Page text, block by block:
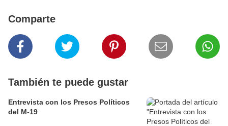
Comparte
También te puede gustar
Entrevista con los Presos Políticos
del M-19